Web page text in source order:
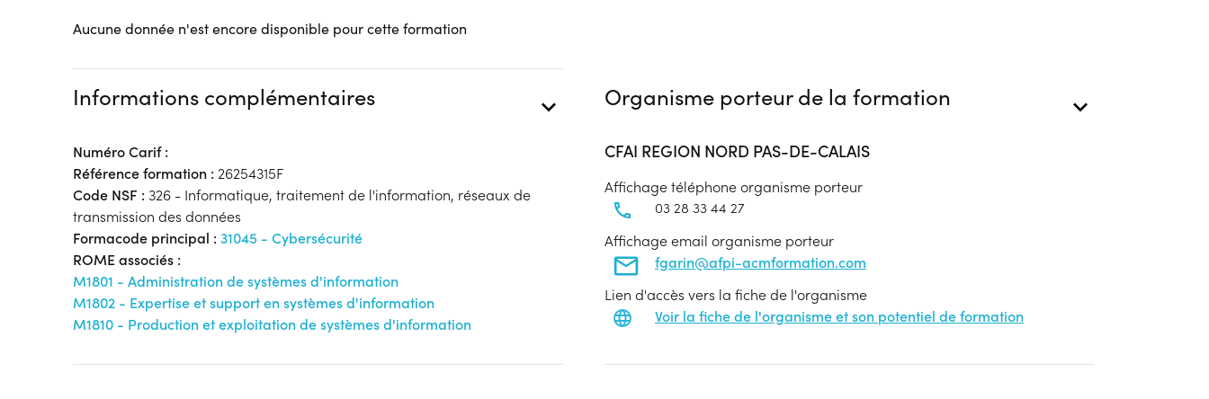
Aucune donnée n'est encore disponible pour cette formation
Informations complémentaires
Numéro Carif :
Référence formation : 26254315F
Code NSF : 326 - Informatique, traitement de l'information, réseaux de
transmission des données
Formacode principal : 31045 - Cybersécurité
ROME associés :
M1801 - Administration de systèmes d'information
M1802 - Expertise et support en systèmes d'information
M1810 - Production et exploitation de systèmes d'information
Organisme porteur de la formation
CFAI REGION NORD PAS-DE-CALAIS
Affichage téléphone organisme porteur
03 28 33 44 27
Affichage email organisme porteur
fgarin@afpi-acmformation.com
Lien d'accès vers la fiche de l'organisme
Voir la fiche de l'organisme et son potentiel de formation